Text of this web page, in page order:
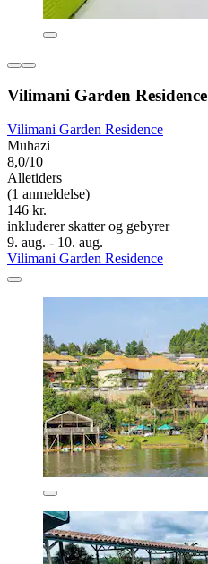
Vilimani Garden Residence
Vilimani Garden Residence
Muhazi
8,0/10
Alletiders
(1 anmeldelse)
146 kr.
inkluderer skatter og gebyrer
9. aug. - 10. aug.
Vilimani Garden Residence